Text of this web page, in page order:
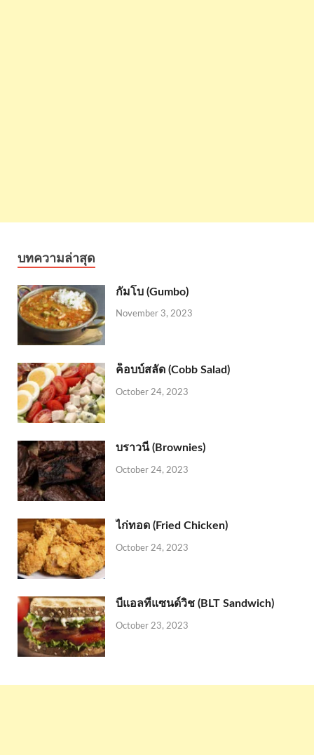
บทความล่าสุด
กัมโบ (Gumbo)
November 3, 2023
ค็อบบ์สลัด (Cobb Salad)
October 24, 2023
บราวนี่ (Brownies)
October 24, 2023
ไก่ทอด (Fried Chicken)
October 24, 2023
บีแอลทีแซนด์วิช (BLT Sandwich)
October 23, 2023